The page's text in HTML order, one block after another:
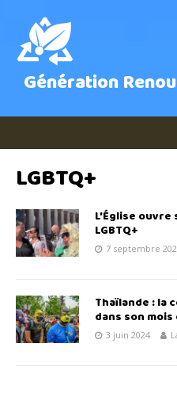
Génération
LGBTQ+
L’Église
LGBTQ+
7 septembre
Thaïlande : la
dans son
3 juin 2024